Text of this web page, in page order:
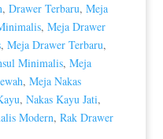
, Drawer Terbaru, Meja
, Meja Drawer
, Meja Drawer Terbaru,
Minimalis, Meja
, Meja Nakas
, Nakas Kayu Jati,
Modern, Rak Drawer